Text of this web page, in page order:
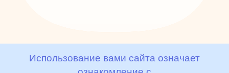
Использование вами сайта означает
Печень в сливочном
соусе из козьего